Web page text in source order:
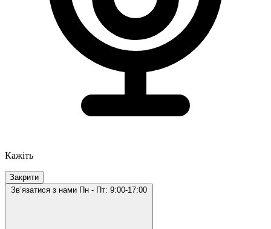
Кажіть
Закрити
Звʼязатися з нами Пн - Пт: 9:00-17:00